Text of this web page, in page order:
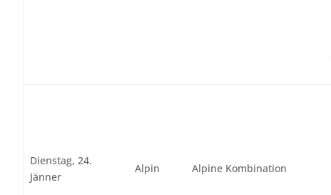
Dienstag, 24.
Jänner
Alpin Alpine Kombination